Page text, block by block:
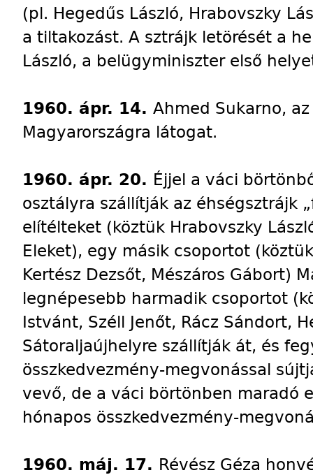
(pl. Hegedűs László, Hrabovszky
a tiltakozást. A sztrájk letörését a
László, a belügyminiszter első
1960. ápr. 14. Ahmed Sukarno,
Magyarországra látogat.
1960. ápr. 20. Éjjel a váci
osztályra szállítják az éhségsztrájk
elítélteket (köztük Hrabovszky
Eleket), egy másik csoportot
Kertész Dezsőt, Mészáros Gábort)
legnépesebb harmadik csoportot
Istvánt, Széll Jenőt, Rácz Sándort,
Sátoraljaújhelyre szállítják át, és
összkedvezmény-megvonással
vevő, de a váci börtönben maradó
hónapos összkedvezmény-
1960. máj. 17. Révész Géza